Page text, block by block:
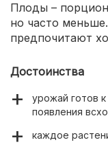
Плоды –
но часто
предпочитают
Достоинства
урожай готов
появления
каждое